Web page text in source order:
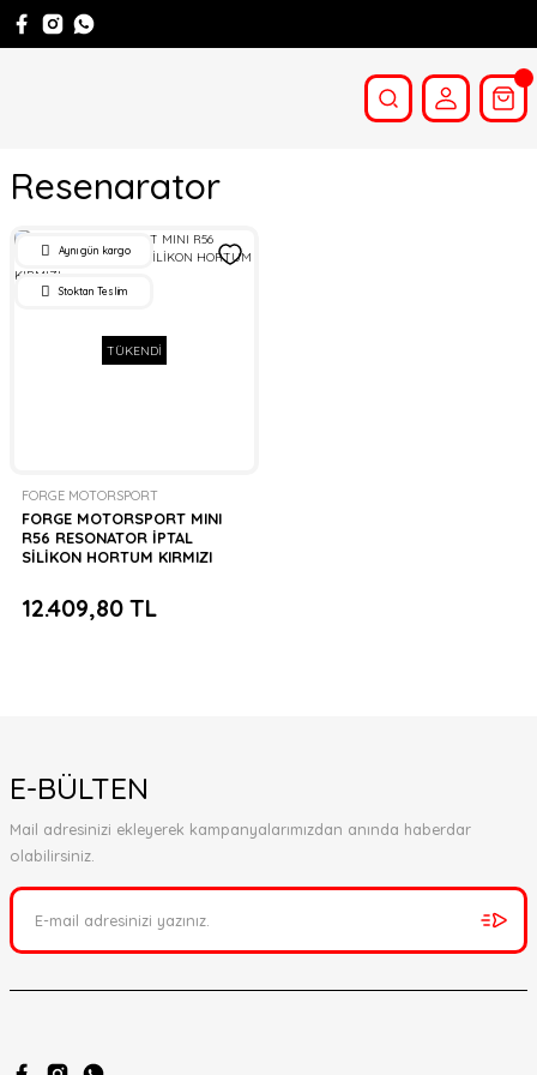
Resenarator
TÜKENDİ
Aynı gün kargo
Stoktan Teslim
FORGE MOTORSPORT
FORGE MOTORSPORT MINI
R56 RESONATOR İPTAL
SİLİKON HORTUM KIRMIZI
12.409,80 TL
E-BÜLTEN
Mail adresinizi ekleyerek kampanyalarımızdan anında haberdar
olabilirsiniz.